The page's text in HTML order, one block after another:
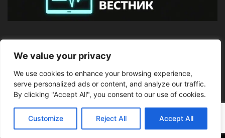
We value your privacy
We use cookies to enhance your browsing experience,
serve personalized ads or content, and analyze our traffic.
By clicking "Accept All", you consent to our use of cookies.
Customize Reject All Accept All
ПОСЛЕДВАЙТЕ НИ